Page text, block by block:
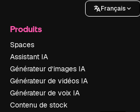
Français
Produits
Spaces
Assistant IA
Générateur d’images IA
Générateur de vidéos IA
Générateur de voix IA
Contenu de stock